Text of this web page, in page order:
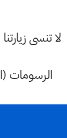
لا تنسى
الرسومات